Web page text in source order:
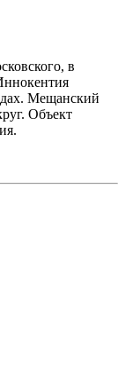
в
Мещанский
Объект